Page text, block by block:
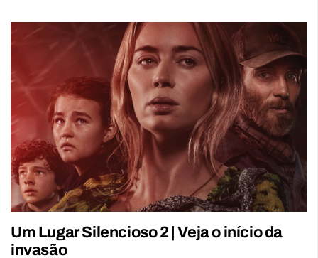
Um Lugar Silencioso 2 | Veja o início da
invasão